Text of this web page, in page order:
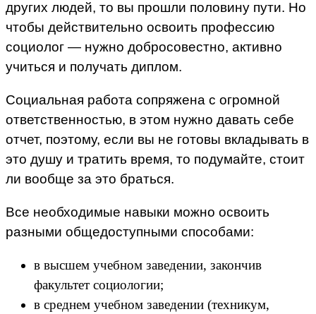
других людей, то вы прошли половину пути. Но
чтобы действительно освоить профессию
социолог — нужно добросовестно, активно
учиться и получать диплом.
Социальная работа сопряжена с огромной
ответственностью, в этом нужно давать себе
отчет, поэтому, если вы не готовы вкладывать в
это душу и тратить время, то подумайте, стоит
ли вообще за это браться.
Все необходимые навыки можно освоить
разными общедоступными способами:
в высшем учебном заведении, закончив
факультет социологии;
в среднем учебном заведении (техникум,